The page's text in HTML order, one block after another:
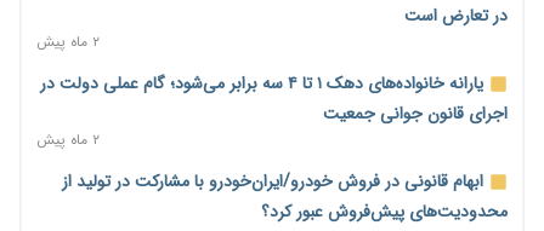
مرحله سیزدهم کالابرگ در سایه تورم؛ قدرت خرید یارانه یک‌میلیونی
۱۴ مرداد؛ اولین «روز ملی کارفرما» در تقویم رسمی ایران/«روز ملی
در تعارض است
۲ ماه پیش
یارانه خانواده‌های دهک ۱ تا ۴ سه برابر می‌شود؛ گام عملی دولت در
اجرای قانون جوانی جمعیت
۲ ماه پیش
ابهام قانونی در فروش خودرو/ایران‌خودرو با مشارکت در تولید از
محدودیت‌های پیش‌فروش عبور کرد؟